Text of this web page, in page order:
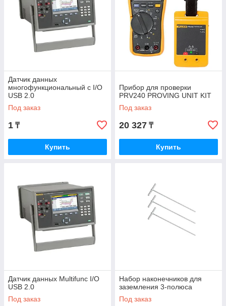
Датчик данных
многофункциональный с I/O
USB 2.0
Под заказ
1 ₸
Купить
Прибор для проверки
PRV240 PROVING UNIT KIT
Под заказ
20 327 ₸
Купить
Датчик данных Multifunc I/O
USB 2.0
Под заказ
Набор наконечников для
заземления 3-полюса
Под заказ